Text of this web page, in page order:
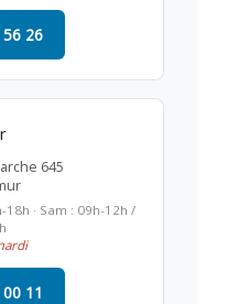
26
645
· Sam : 09h-12h /
11